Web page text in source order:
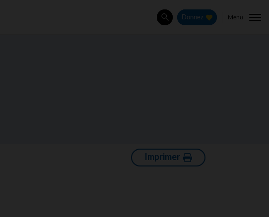
Rechercher
Donnez Menu
Imprimer